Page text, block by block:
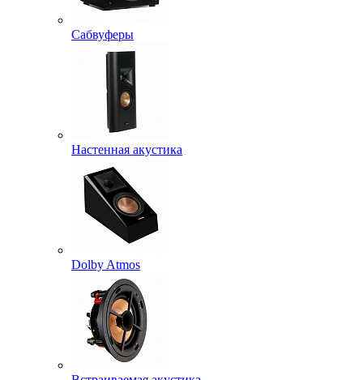
Сабвуферы
Настенная акустика
Dolby Atmos